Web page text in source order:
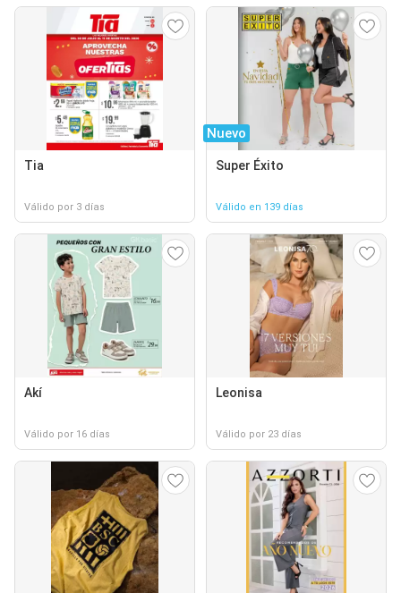
Tia
Válido por 3 días
Nuevo
Super Éxito
Válido en 139 días
Akí
Válido por 16 días
Leonisa
Válido por 23 días